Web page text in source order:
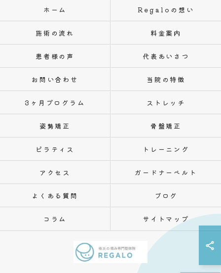
ホーム Regaloの想い
施術の流れ 料金案内
患者様の声 代表あいさつ
お問い合わせ 当院の特徴
3ヶ月プログラム ストレッチ
姿勢矯正 骨盤矯正
ピラティス トレーニング
アクセス ガードナーベルト
よくある質問 ブログ
コラム サイトマップ